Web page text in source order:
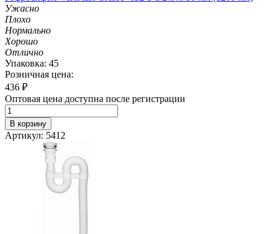
Ужасно
Плохо
Нормально
Хорошо
Отлично
Упаковка: 45
Розничная цена:
436 ₽
Оптовая цена доступна после регистрации
В корзину
Артикул: 5412